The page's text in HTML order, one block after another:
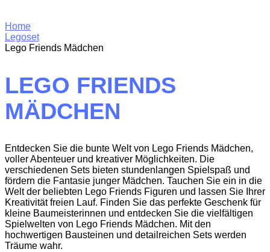
Home
Legoset
Lego Friends Mädchen
LEGO FRIENDS
MÄDCHEN
Entdecken Sie die bunte Welt von Lego Friends Mädchen,
voller Abenteuer und kreativer Möglichkeiten. Die
verschiedenen Sets bieten stundenlangen Spielspaß und
fördern die Fantasie junger Mädchen. Tauchen Sie ein in die
Welt der beliebten Lego Friends Figuren und lassen Sie Ihrer
Kreativität freien Lauf. Finden Sie das perfekte Geschenk für
kleine Baumeisterinnen und entdecken Sie die vielfältigen
Spielwelten von Lego Friends Mädchen. Mit den
hochwertigen Bausteinen und detailreichen Sets werden
Träume wahr.